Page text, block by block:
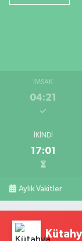
İMSAK
04:21
İKINDI
17:01
Aylık Vakitler